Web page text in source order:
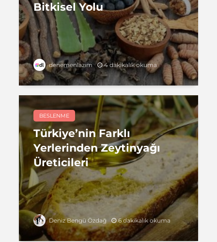
Bitkisel Yolu
denemenlazım 4 dakikalık okuma
BESLENME
Türkiye’nin Farklı
Yerlerinden Zeytinyağı
Üreticileri
Deniz Bengü Özdağ 6 dakikalık okuma